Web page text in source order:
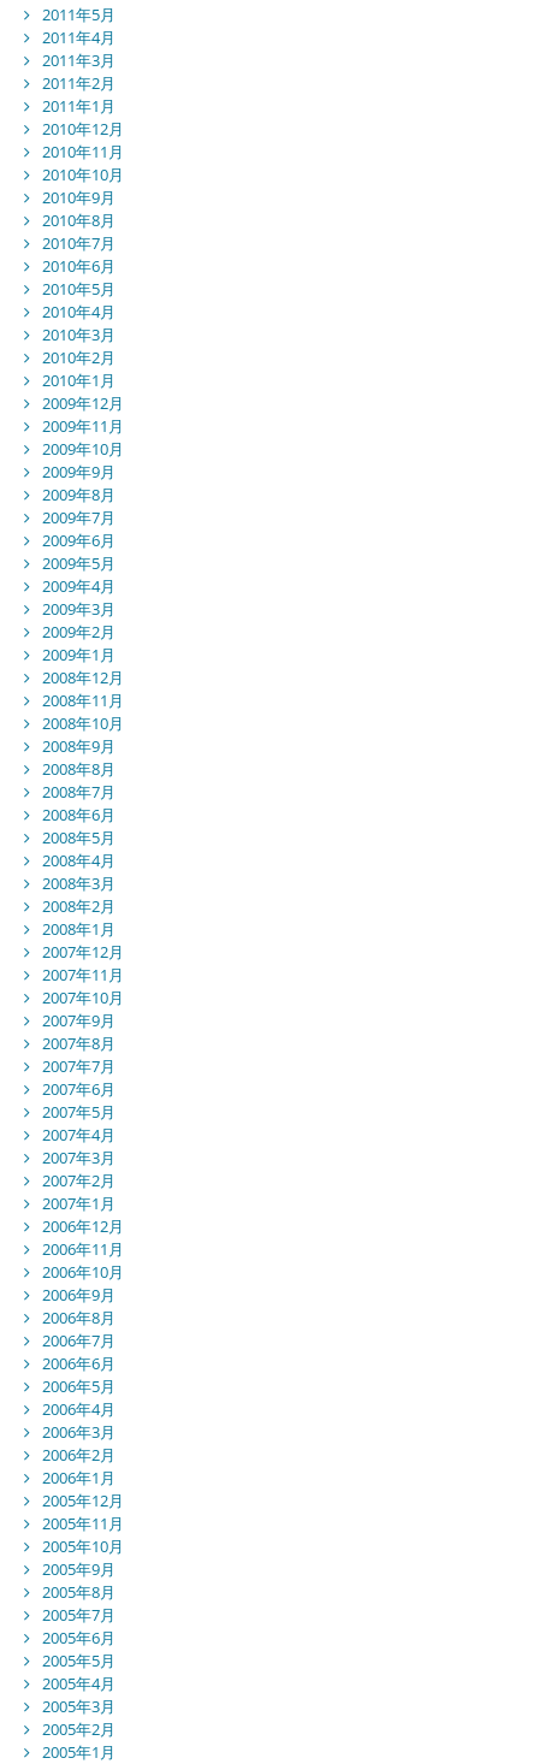
2011年5月
2011年4月
2011年3月
2011年2月
2011年1月
2010年12月
2010年11月
2010年10月
2010年9月
2010年8月
2010年7月
2010年6月
2010年5月
2010年4月
2010年3月
2010年2月
2010年1月
2009年12月
2009年11月
2009年10月
2009年9月
2009年8月
2009年7月
2009年6月
2009年5月
2009年4月
2009年3月
2009年2月
2009年1月
2008年12月
2008年11月
2008年10月
2008年9月
2008年8月
2008年7月
2008年6月
2008年5月
2008年4月
2008年3月
2008年2月
2008年1月
2007年12月
2007年11月
2007年10月
2007年9月
2007年8月
2007年7月
2007年6月
2007年5月
2007年4月
2007年3月
2007年2月
2007年1月
2006年12月
2006年11月
2006年10月
2006年9月
2006年8月
2006年7月
2006年6月
2006年5月
2006年4月
2006年3月
2006年2月
2006年1月
2005年12月
2005年11月
2005年10月
2005年9月
2005年8月
2005年7月
2005年6月
2005年5月
2005年4月
2005年3月
2005年2月
2005年1月